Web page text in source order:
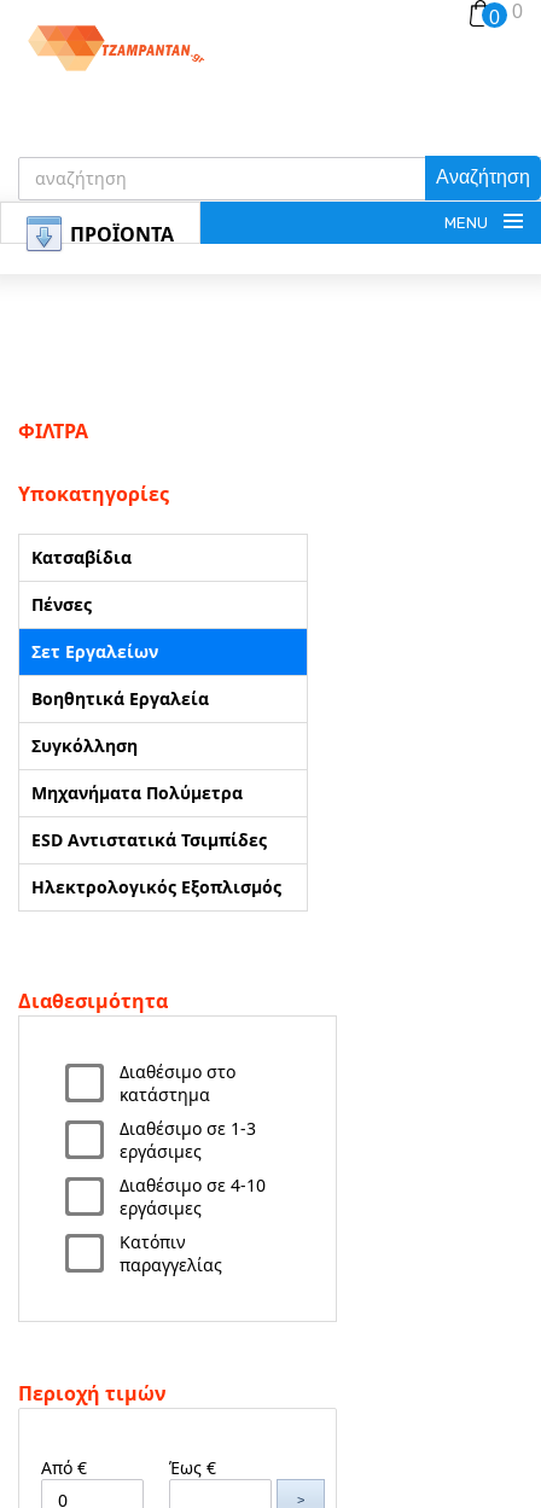
Αναζήτηση
0 0
ΠΡΟΪΟΝΤΑ MENU
ΑΡΧΙΚΗ
ΠΟΙΟΙ ΕΙΜΑΣΤΕ
SERVICE
ΕΠΙΚΟΙΝΩΝΙΑ
2310.769.050 - 2313.078.238
ΦΙΛΤΡΑ
Υποκατηγορίες
Κατσαβίδια
Πένσες
Σετ Εργαλείων
Βοηθητικά Εργαλεία
Συγκόλληση
Μηχανήματα Πολύμετρα
ESD Αντιστατικά Τσιμπίδες
Ηλεκτρολογικός Εξοπλισμός
Διαθεσιμότητα
Διαθέσιμο στο
κατάστημα
Διαθέσιμο σε 1-3
εργάσιμες
Διαθέσιμο σε 4-10
εργάσιμες
Κατόπιν
παραγγελίας
Περιοχή τιμών
Από € Έως €
>